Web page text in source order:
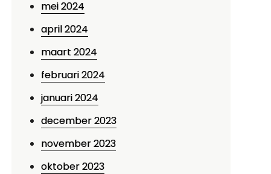
mei 2024
april 2024
maart 2024
februari 2024
januari 2024
december 2023
november 2023
oktober 2023